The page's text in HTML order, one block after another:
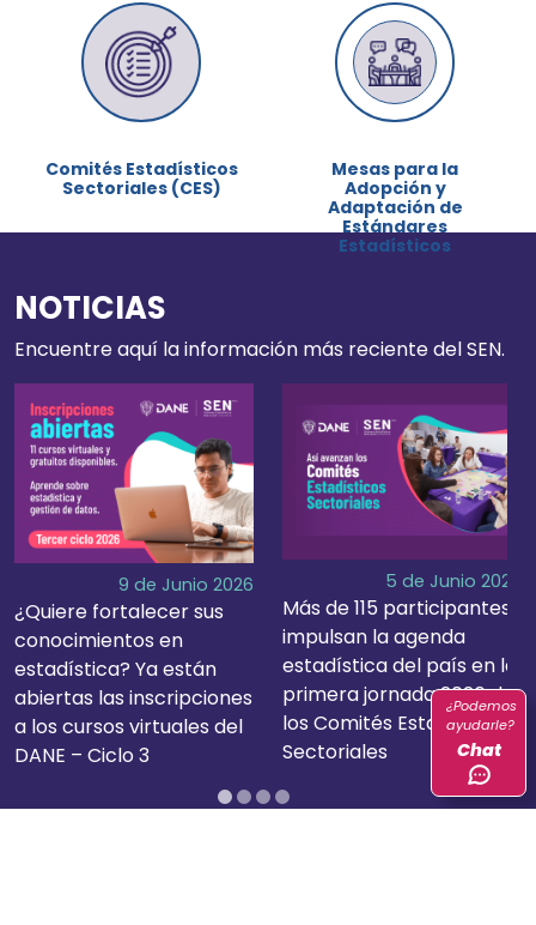
Comités Estadísticos
Sectoriales (CES)
Mesas para la
Adopción y
Adaptación de
Estándares
Estadísticos
NOTICIAS
Encuentre aquí la información más reciente del SEN.
9 de Junio 2026
¿Quiere fortalecer sus
conocimientos en
estadística? Ya están
abiertas las inscripciones
a los cursos virtuales del
DANE – Ciclo 3
5 de Junio 2026
Más de 115 participantes
impulsan la agenda
estadística del país en la
primera jornada 2026 de
los Comités Estadísticos
Sectoriales
¿Podemos
ayudarle?
Chat